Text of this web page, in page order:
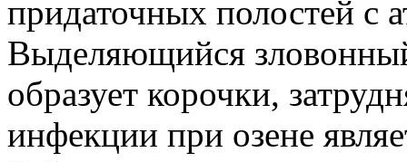
придаточных полостей с
Выделяющийся
образует корочки,
инфекции при озене